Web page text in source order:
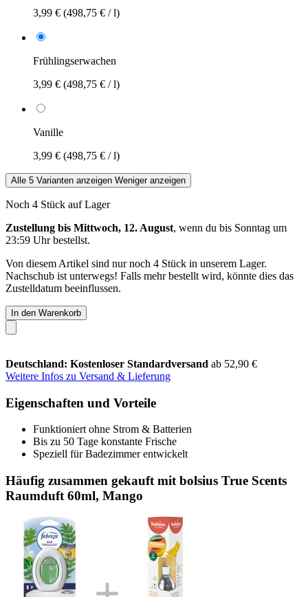
3,99 € (498,75 € / l)
Frühlingserwachen
3,99 € (498,75 € / l)
Vanille
3,99 € (498,75 € / l)
Alle 5 Varianten anzeigen Weniger anzeigen
Noch 4 Stück auf Lager
Zustellung bis Mittwoch, 12. August, wenn du bis Sonntag um
23:59 Uhrbestellst.
Von diesem Artikel sind nur noch 4 Stück in unserem Lager.
Nachschub ist unterwegs! Falls mehr bestellt wird, könnte dies das
Zustelldatum beeinflussen.
In den Warenkorb
Deutschland: Kostenloser Standardversand ab 52,90 €
Weitere Infos zu Versand & Lieferung
Eigenschaften und Vorteile
Funktioniert ohne Strom & Batterien
Bis zu 50 Tage konstante Frische
Speziell für Badezimmer entwickelt
Häufig zusammen gekauft mit bolsius True Scents
Raumduft 60ml, Mango